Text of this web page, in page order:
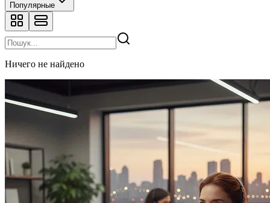
Популярные
Ничего не найдено